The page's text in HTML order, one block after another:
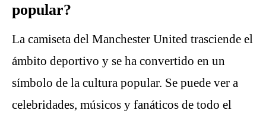
popular?
La camiseta del Manchester United trasciende el
ámbito deportivo y se ha convertido en un
símbolo de la cultura popular. Se puede ver a
celebridades, músicos y fanáticos de todo el